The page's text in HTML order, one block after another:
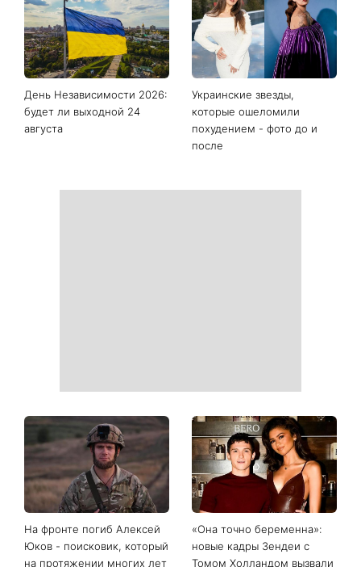
Фортуна изменит правила
китайского гороскопа, для
которых с 7 августа
начинается особый период
Сегодня Яблочный Спас:
августа, чтобы привлечь в
дом достаток и согласие